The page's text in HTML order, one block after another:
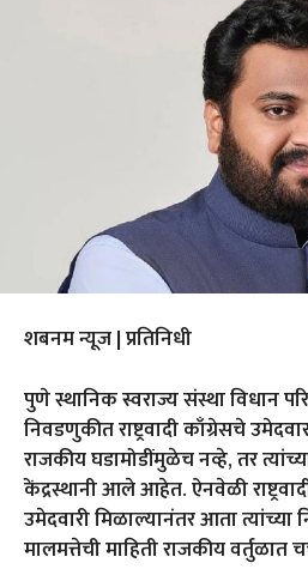
शबनम न्यूज | प्रतिनिधी
पुणे स्थानिक स्वराज्य संस्था विधान
निवडणुकीत राष्ट्रवादी काँग्रेसचे
राजकीय घडामोडींमुळेच नव्हे, तर
केंद्रस्थानी आले आहेत. ऐनवेळी
उमेदवारी मिळाल्यानंतर आता त्यांच्या
मालमत्तेची माहिती राजकीय वर्तुळात